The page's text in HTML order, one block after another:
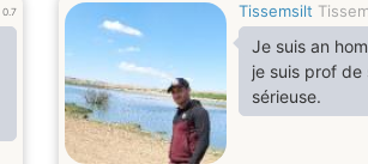
0.7 Tissemsilt
Je suis an
je suis prof de
sérieuse.